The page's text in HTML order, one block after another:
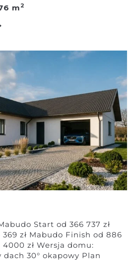
m 2
Start od 366 737 zł
zł Mabudo Finish od 886
4000 zł Wersja domu:
30° okapowy Plan